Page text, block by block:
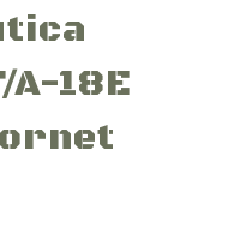
A-18E